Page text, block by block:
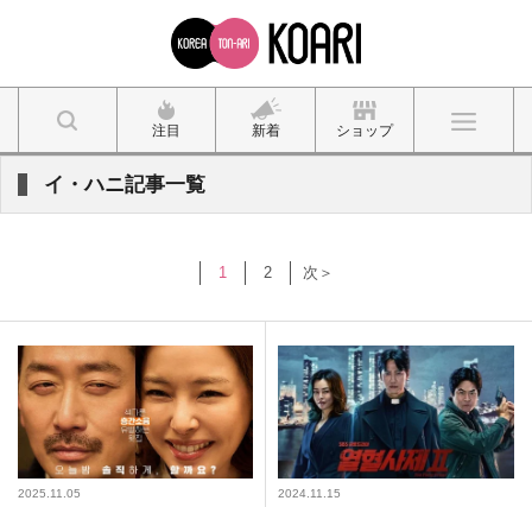
注目 新着 ショップ
イ・ハニ記事一覧
1 2 次＞
2025.11.05 2024.11.15